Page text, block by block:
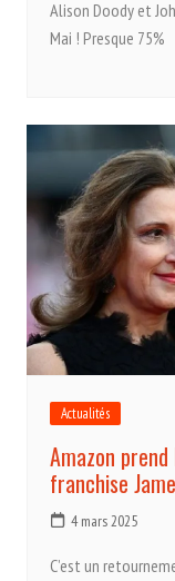
Alison Doody et
Mai ! Presque 75%
Actualités
Amazon
franchise
4 mars 2025
C’est un